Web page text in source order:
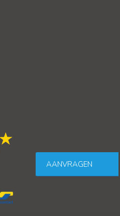
AANVRAGEN